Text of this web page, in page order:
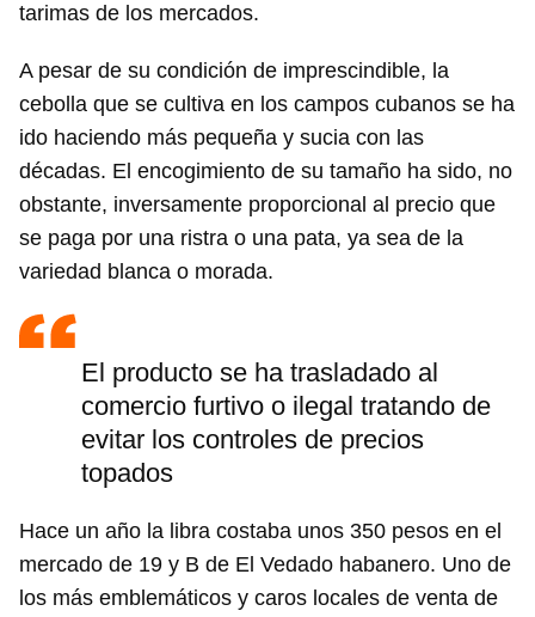
tarimas de los mercados.
A pesar de su condición de imprescindible, la
cebolla que se cultiva en los campos cubanos se ha
ido haciendo más pequeña y sucia con las
décadas. El encogimiento de su tamaño ha sido, no
obstante, inversamente proporcional al precio que
se paga por una ristra o una pata, ya sea de la
variedad blanca o morada.
El producto se ha trasladado al
comercio furtivo o ilegal tratando de
evitar los controles de precios
topados
Hace un año la libra costaba unos 350 pesos en el
mercado de 19 y B de El Vedado habanero. Uno de
los más emblemáticos y caros locales de venta de